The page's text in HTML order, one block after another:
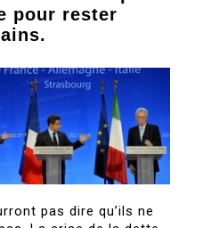
pour rester
pas dire qu’ils ne